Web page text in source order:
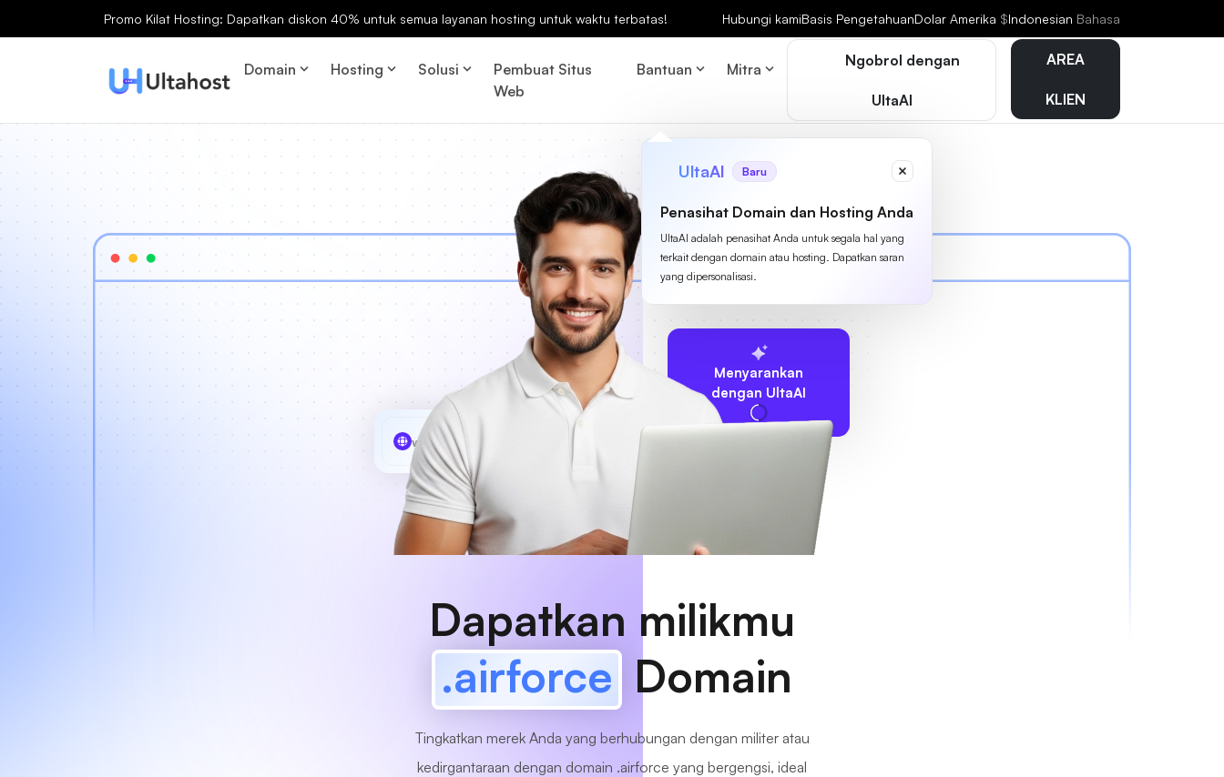
Promo Kilat Hosting: Dapatkan diskon 40% untuk semua layanan hosting untuk waktu terbatas! Hubungi kamiBasis PengetahuanDolar Amerika $Indonesian Bahasa
Domain Hosting Solusi
Pembuat Situs
Web
Bantuan Mitra Ngobrol dengan
UltaAI
UltaAI Baru
Penasihat Domain dan Hosting Anda
UltaAI adalah penasihat Anda untuk segala hal yang
terkait dengan domain atau hosting. Dapatkan saran
yang dipersonalisasi.
AREA
KLIEN
Menyarankan
dengan UltaAI
www MyCafe
Dapatkan milikmu
.airforce Domain
Tingkatkan merek Anda yang berhubungan dengan militer atau
kedirgantaraan dengan domain .airforce yang bergengsi, ideal